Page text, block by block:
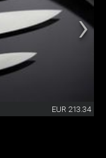
EUR 213.34